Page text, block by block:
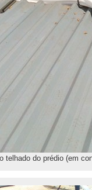
telhado do prédio (em